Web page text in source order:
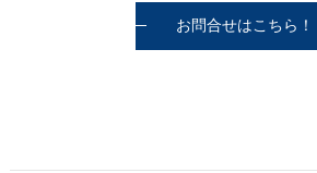
お問合せはこちら！